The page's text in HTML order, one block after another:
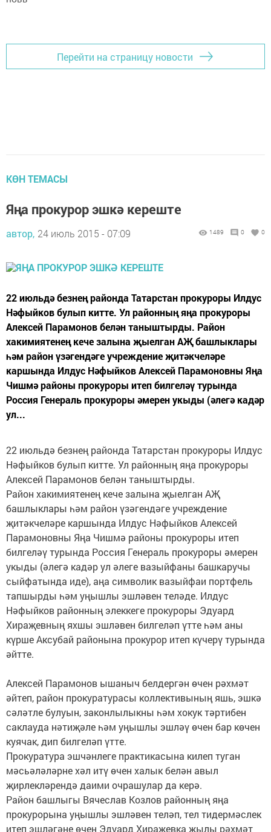
Перейти на страницу новости
КӨН ТЕМАСЫ
Яңа прокурор эшкә кереште
автор, 24 июль 2015 - 07:09 1489 0 0
22 июльдә безнең районда Татарстан прокуроры Илдус
Нәфыйков булып китте. Ул районның яңа прокуроры
Алексей Парамонов белән таныштырды. Район
хакимиятенең кече залына җыелган АҖ башлыклары
һәм район үзәгендәге учреждение җитәкчеләре
каршында Илдус Нәфыйков Алексей Парамоновны Яңа
Чишмә районы прокуроры итеп билгеләү турында
Россия Генераль прокуроры әмерен укыды (әлегә кадәр
ул...
22 июльдә безнең районда Татарстан прокуроры Илдус
Нәфыйков булып китте. Ул районның яңа прокуроры
Алексей Парамонов белән таныштырды.
Район хакимиятенең кече залына җыелган АҖ
башлыклары һәм район үзәгендәге учреждение
җитәкчеләре каршында Илдус Нәфыйков Алексей
Парамоновны Яңа Чишмә районы прокуроры итеп
билгеләү турында Россия Генераль прокуроры әмерен
укыды (әлегә кадәр ул әлеге вазыйфаны башкаручы
сыйфатында иде), аңа символик вазыйфаи портфель
тапшырды һәм уңышлы эшләвен теләде. Илдус
Нәфыйков районның элеккеге прокуроры Эдуард
Хираҗевның яхшы эшләвен билгеләп үтте һәм аны
күрше Аксубай районына прокурор итеп күчерү турында
әйтте.
Алексей Парамонов ышаныч белдергән өчен рәхмәт
әйтеп, район прокуратурасы коллективының яшь, эшкә
сәләтле булуын, законлылыкны һәм хокук тәртибен
саклауда нәтиҗәле һәм уңышлы эшләү өчен бар көчен
куячак, дип билгеләп үтте.
Прокуратура эшчәнлеге практикасына килеп туган
мәсьәләләрне хәл итү өчен халык белән авыл
җирлекләрендә даими очрашулар да керә.
Район башлыгы Вячеслав Козлов районның яңа
прокурорына уңышлы эшләвен теләп, тел тидермәслек
итеп эшләгәне өчен Эдуард Хираҗевка җылы рәхмәт